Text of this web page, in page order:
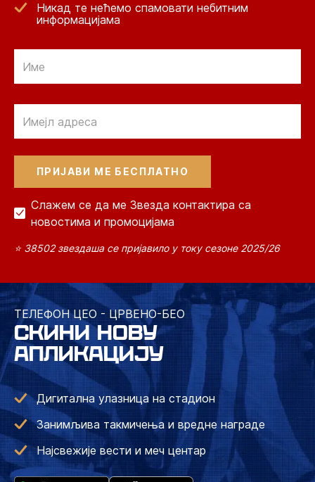
Никад те нећемо спамовати небитним
информацијама
Слажем се да ме Звезда контактира са
новостима и промоцијама
⭐ 38502 звездаша се пријавило у току сезоне 2025/26
ТЕЛЕФОН ЦЕО - ЦРВЕНО-БЕО
СКИНИ НОВУ
АПЛИКАЦИЈУ
Дигитална улазница на стадион
Занимљива такмичења и вредне награде
Најсвежије вести и меч центар